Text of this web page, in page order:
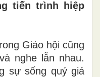
tiến trình hiệp
Giáo hội cũng
nghe lẫn nhau.
sự sống quý giá